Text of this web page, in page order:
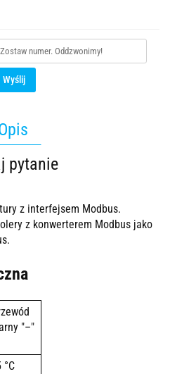
Wyślij
pytanie
z interfejsem Modbus.
z konwerterem Modbus jako
"–"
°C